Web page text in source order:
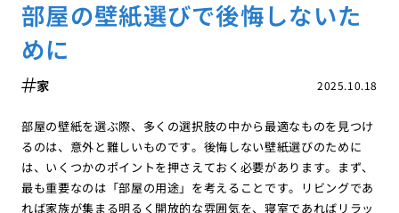
部屋の壁紙選びで後悔しないた
めに
2025.10.18
家
部屋の壁紙を選ぶ際、多くの選択肢の中から最適なものを見つけ
るのは、意外と難しいものです。後悔しない壁紙選びのために
は、いくつかのポイントを押さえておく必要があります。まず、
最も重要なのは「部屋の用途」を考えることです。リビングであ
れば家族が集まる明るく開放的な雰囲気を、寝室であればリラッ